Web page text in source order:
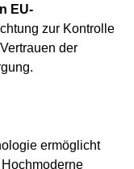
EU-
zur Kontrolle
der
ermöglicht